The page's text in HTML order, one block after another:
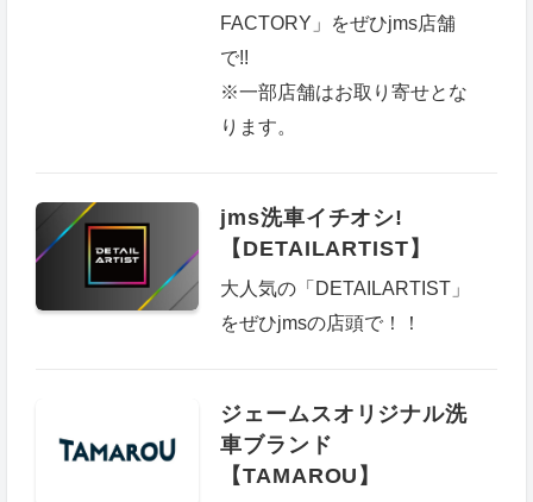
FACTORY」をぜひjms店舗
で!!
※一部店舗はお取り寄せとな
ります。
jms洗車イチオシ!
【DETAILARTIST】
大人気の「DETAILARTIST」
をぜひjmsの店頭で！！
ジェームスオリジナル洗
車ブランド
【TAMAROU】